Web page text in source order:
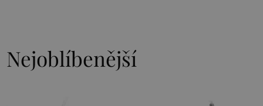
Nejoblíbenější